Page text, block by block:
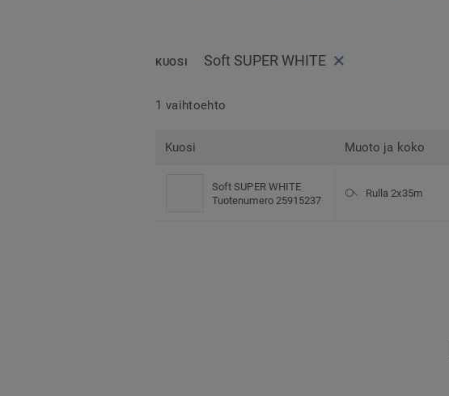
KUOSI Soft SUPER WHITE
1 vaihtoehto
Kuosi Muoto ja koko
Soft SUPER WHITE
Tuotenumero 25915237
Rulla 2x35m